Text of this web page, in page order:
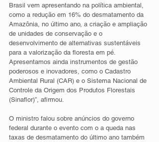
Brasil vem apresentando na política ambiental,
como a redução em 16% do desmatamento da
Amazônia, no último ano, a criação e ampliação
de unidades de conservação e o
desenvolvimento de alternativas sustentáveis
para a valorização da floresta em pé.
Apresentamos ainda instrumentos de gestão
poderosos e inovadores, como o Cadastro
Ambiental Rural (CAR) e o Sistema Nacional de
Controle da Origem dos Produtos Florestais
(Sinaflor)”, afirmou.
O ministro falou sobre anúncios do governo
federal durante o evento com o a queda nas
taxas de desmatamento do último ano também